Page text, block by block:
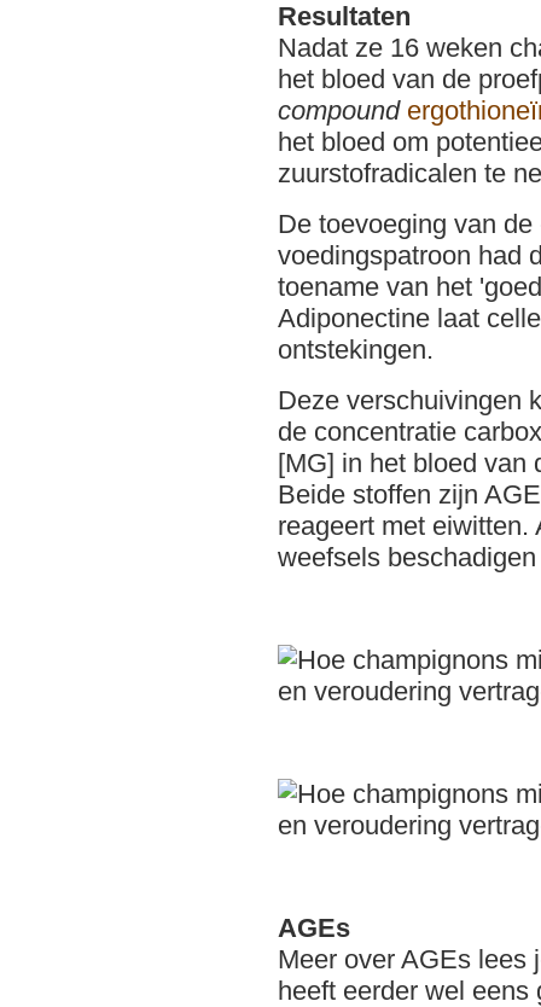
Resultaten
Nadat ze 16 weken
het bloed van de
compound
het bloed om
zuurstofradicalen te
De toevoeging van
voedingspatroon had
toename van het
Adiponectine laat
ontstekingen.
Deze verschuivingen
de concentratie
[MG] in het bloed van
Beide stoffen zijn
reageert met
weefsels
AGEs
Meer over AGEs lees
heeft eerder wel